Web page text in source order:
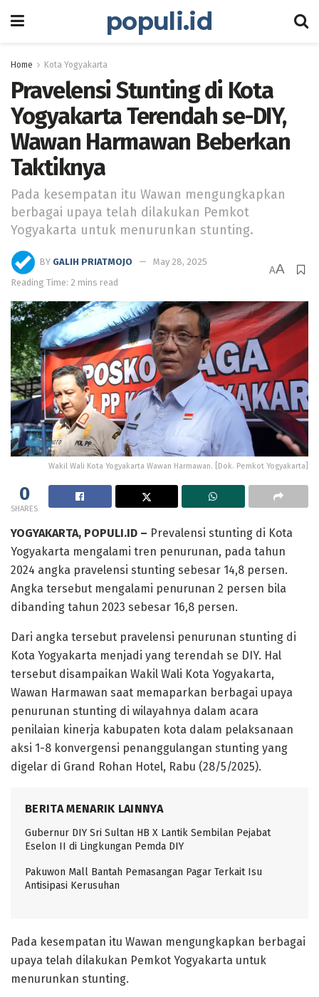
populi.id
Home Kota Yogyakarta
Pravelensi Stunting di Kota
Yogyakarta Terendah se-DIY,
Wawan Harmawan Beberkan
Taktiknya
Pada kesempatan itu Wawan mengungkapkan
berbagai upaya telah dilakukan Pemkot
Yogyakarta untuk menurunkan stunting.
BY GALIH PRIATMOJO
May 28, 2025
Reading Time: 2 mins read
AA
Wakil Wali Kota Yogyakarta Wawan Harmawan. [Dok. Pemkot Yogyakarta]
0
SHARES
YOGYAKARTA, POPULI.ID – Prevalensi stunting di Kota
Yogyakarta mengalami tren penurunan, pada tahun
2024 angka pravelensi stunting sebesar 14,8 persen.
Angka tersebut mengalami penurunan 2 persen bila
dibanding tahun 2023 sebesar 16,8 persen.
Dari angka tersebut pravelensi penurunan stunting di
Kota Yogyakarta menjadi yang terendah se DIY. Hal
tersebut disampaikan Wakil Wali Kota Yogyakarta,
Wawan Harmawan saat memaparkan berbagai upaya
penurunan stunting di wilayahnya dalam acara
penilaian kinerja kabupaten kota dalam pelaksanaan
aksi 1-8 konvergensi penanggulangan stunting yang
digelar di Grand Rohan Hotel, Rabu (28/5/2025).
BERITA MENARIK LAINNYA
Gubernur DIY Sri Sultan HB X Lantik Sembilan Pejabat
Eselon II di Lingkungan Pemda DIY
Pakuwon Mall Bantah Pemasangan Pagar Terkait Isu
Antisipasi Kerusuhan
Pada kesempatan itu Wawan mengungkapkan berbagai
upaya telah dilakukan Pemkot Yogyakarta untuk
menurunkan stunting.